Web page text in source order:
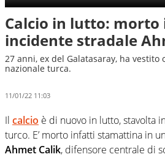
Calcio in lutto: morto
incidente stradale
27 anni, ex del Galatasaray, ha
nazionale turca.
11/01/22 11:03
Il calcio è di nuovo in lutto, stavolta
turco. E’ morto infatti stamattina in
Ahmet Calik, difensore centrale di